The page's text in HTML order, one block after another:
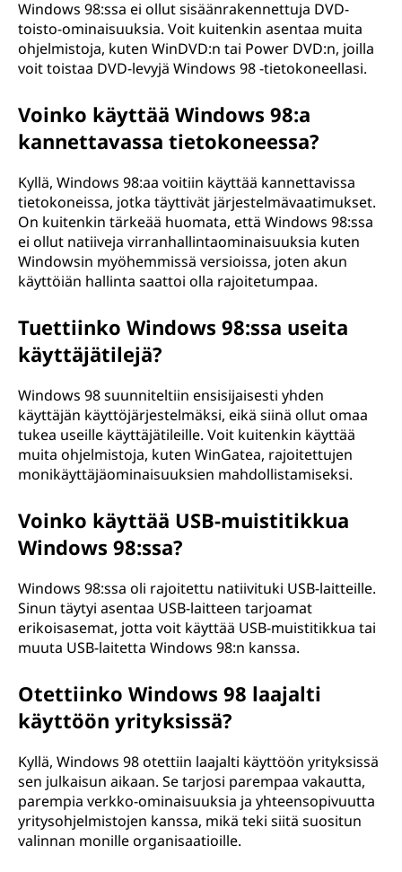
Windows 98:ssa ei ollut sisäänrakennettuja DVD-
toisto-ominaisuuksia. Voit kuitenkin asentaa muita
ohjelmistoja, kuten WinDVD:n tai Power DVD:n, joilla
voit toistaa DVD-levyjä Windows 98 -tietokoneellasi.
Voinko käyttää Windows 98:a
kannettavassa tietokoneessa?
Kyllä, Windows 98:aa voitiin käyttää kannettavissa
tietokoneissa, jotka täyttivät järjestelmävaatimukset.
On kuitenkin tärkeää huomata, että Windows 98:ssa
ei ollut natiiveja virranhallintaominaisuuksia kuten
Windowsin myöhemmissä versioissa, joten akun
käyttöiän hallinta saattoi olla rajoitetumpaa.
Tuettiinko Windows 98:ssa useita
käyttäjätilejä?
Windows 98 suunniteltiin ensisijaisesti yhden
käyttäjän käyttöjärjestelmäksi, eikä siinä ollut omaa
tukea useille käyttäjätileille. Voit kuitenkin käyttää
muita ohjelmistoja, kuten WinGatea, rajoitettujen
monikäyttäjäominaisuuksien mahdollistamiseksi.
Voinko käyttää USB-muistitikkua
Windows 98:ssa?
Windows 98:ssa oli rajoitettu natiivituki USB-laitteille.
Sinun täytyi asentaa USB-laitteen tarjoamat
erikoisasemat, jotta voit käyttää USB-muistitikkua tai
muuta USB-laitetta Windows 98:n kanssa.
Otettiinko Windows 98 laajalti
käyttöön yrityksissä?
Kyllä, Windows 98 otettiin laajalti käyttöön yrityksissä
sen julkaisun aikaan. Se tarjosi parempaa vakautta,
parempia verkko-ominaisuuksia ja yhteensopivuutta
yritysohjelmistojen kanssa, mikä teki siitä suositun
valinnan monille organisaatioille.